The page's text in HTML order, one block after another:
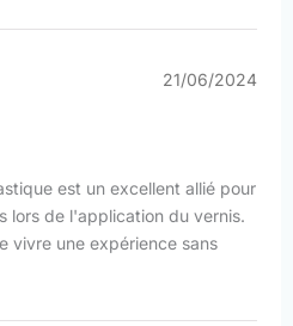
21/06/2024
est un excellent allié pour
lors de l'application du vernis.
vivre une expérience sans